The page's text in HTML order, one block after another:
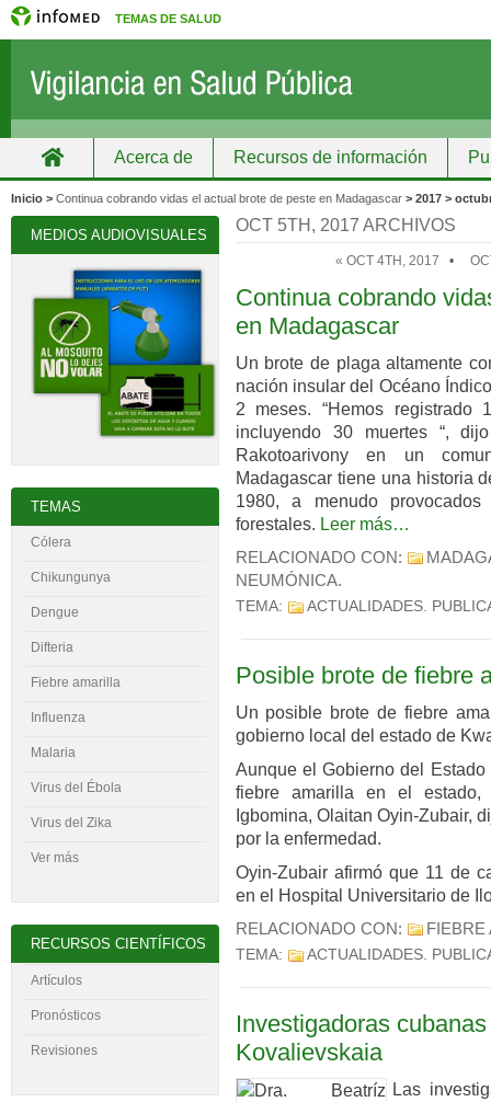
TEMAS DE SALUD
Acerca de Recursos de información
Grupos Recursos de información
Inicio > Continua cobrando vidas el actual brote de peste en Madagascar > 2017 >
OCT 5TH, 2017 ARCHIVOS
« OCT 4TH, 2017 •
Continua cobrando
en Madagascar
Un brote de plaga altamente
nación insular del Océano
2 meses. “Hemos registrado
incluyendo 30 muertes “,
Rakotoarivony en un
Madagascar tiene una historia
1980, a menudo
forestales. Leer más…
RELACIONADO CON:
NEUMÓNICA.
TEMA: ACTUALIDADES.
Posible brote de fiebre
Un posible brote de fiebre
gobierno local del estado de
Aunque el Gobierno del
fiebre amarilla en el
Igbomina, Olaitan Oyin-Zubair,
por la enfermedad.
Oyin-Zubair afirmó que 11 de
en el Hospital Universitario de
RELACIONADO CON: FIEBRE
TEMA: ACTUALIDADES.
Investigadoras
Kovalievskaia
Las
MEDIOS AUDIOVISUALES
TEMAS
Cólera
Chikungunya
Dengue
Difteria
Fiebre amarilla
Influenza
Malaria
Virus del Ébola
Virus del Zika
Ver más
RECURSOS CIENTÍFICOS
Artículos
Pronósticos
Revisiones